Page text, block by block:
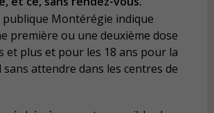
publique Montérégie indique
première ou une deuxième dose
et plus et pour les 18 ans pour la
attendre dans les centres de